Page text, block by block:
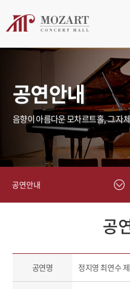
공연안내
음향이 아름다운 모차르트홀, 그 자
공연안내
공
공연명 정지영 최연수